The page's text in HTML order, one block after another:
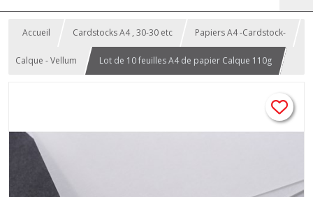
Accueil Cardstocks A4 , 30-30 etc Papiers A4 -Cardstock-
Calque - Vellum Lot de 10 feuilles A4 de papier Calque 110g